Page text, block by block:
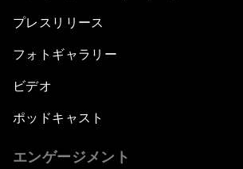
プレスリリース
フォトギャラリー
ビデオ
ポッドキャスト
エンゲージメント